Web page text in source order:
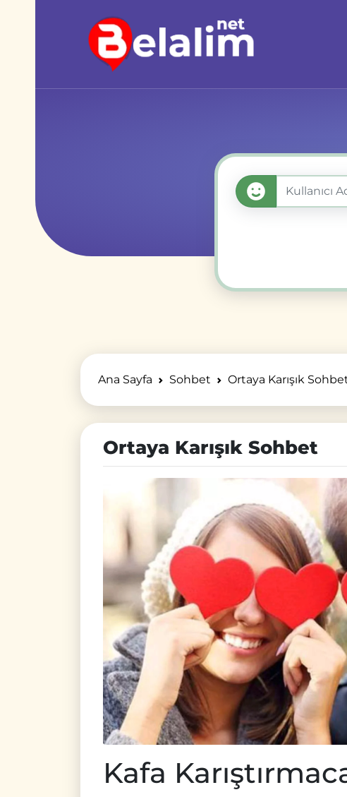
Ana Sayfa Sohbet Ortaya Karışık
Ortaya Karışık Sohbet
Kafa